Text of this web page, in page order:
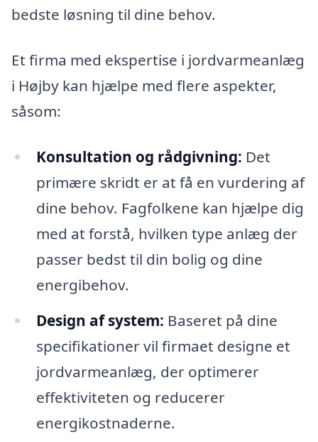
bedste løsning til dine behov.
Et firma med ekspertise i jordvarmeanlæg
i Højby kan hjælpe med flere aspekter,
såsom:
Konsultation og rådgivning: Det
primære skridt er at få en vurdering af
dine behov. Fagfolkene kan hjælpe dig
med at forstå, hvilken type anlæg der
passer bedst til din bolig og dine
energibehov.
Design af system: Baseret på dine
specifikationer vil firmaet designe et
jordvarmeanlæg, der optimerer
effektiviteten og reducerer
energikostnaderne.